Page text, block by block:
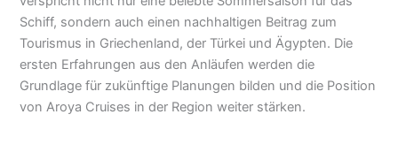
Schiff, sondern auch einen nachhaltigen Beitrag zum
Tourismus in Griechenland, der Türkei und Ägypten. Die
ersten Erfahrungen aus den Anläufen werden die
Grundlage für zukünftige Planungen bilden und die Position
von Aroya Cruises in der Region weiter stärken.